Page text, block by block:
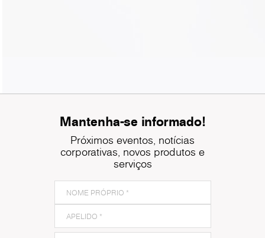
Mantenha-se informado!
Próximos eventos, notícias
corporativas, novos produtos e
serviços